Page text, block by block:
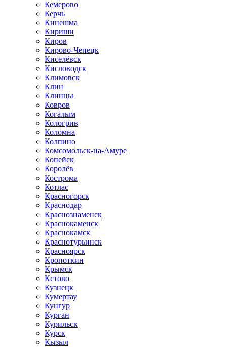
Кемерово
Керчь
Кинешма
Кириши
Киров
Кирово-Чепецк
Киселёвск
Кисловодск
Климовск
Клин
Клинцы
Ковров
Когалым
Кологрив
Коломна
Колпино
Комсомольск-на-Амуре
Копейск
Королёв
Кострома
Котлас
Красногорск
Краснодар
Краснознаменск
Краснокаменск
Краснокамск
Краснотурьинск
Красноярск
Кропоткин
Крымск
Кстово
Кузнецк
Кумертау
Кунгур
Курган
Курильск
Курск
Кызыл